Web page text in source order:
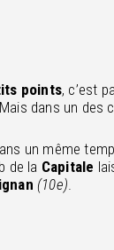
points, c’est
Mais dans un des
un même
de la Capitale
(10e)